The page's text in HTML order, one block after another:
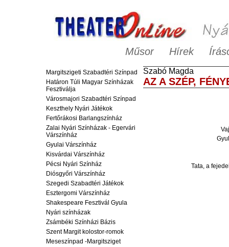
Műsor Hírek
Margitszigeti Szabadtéri Színpad
Határon Túli Magyar Színházak
Fesztiválja
Városmajori Szabadtéri Színpad
Keszthely Nyári Játékok
Fertőrákosi Barlangszínház
Zalai Nyári Színházak - Egervári
Várszínház
Gyulai Várszínház
Kisvárdai Várszínház
Pécsi Nyári Színház
Diósgyőri Várszínház
Szegedi Szabadtéri Játékok
Esztergomi Várszínház
Shakespeare Fesztivál Gyula
Nyári színházak
Zsámbéki Színházi Bázis
Szent Margit kolostor-romok
Meseszínpad -Margitsziget
Szabó Magda
AZ A SZÉP,
Tata, a